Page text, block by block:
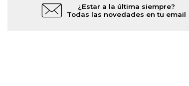
¿Estar a la última siempre?
Todas las novedades en tu email